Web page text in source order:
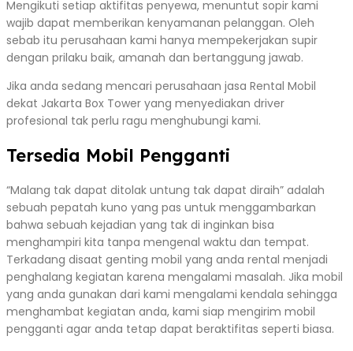
Mengikuti setiap aktifitas penyewa, menuntut sopir kami
wajib dapat memberikan kenyamanan pelanggan. Oleh
sebab itu perusahaan kami hanya mempekerjakan supir
dengan prilaku baik, amanah dan bertanggung jawab.
Jika anda sedang mencari perusahaan jasa Rental Mobil
dekat Jakarta Box Tower yang menyediakan driver
profesional tak perlu ragu menghubungi kami.
Tersedia Mobil Pengganti
“Malang tak dapat ditolak untung tak dapat diraih” adalah
sebuah pepatah kuno yang pas untuk menggambarkan
bahwa sebuah kejadian yang tak di inginkan bisa
menghampiri kita tanpa mengenal waktu dan tempat.
Terkadang disaat genting mobil yang anda rental menjadi
penghalang kegiatan karena mengalami masalah. Jika mobil
yang anda gunakan dari kami mengalami kendala sehingga
menghambat kegiatan anda, kami siap mengirim mobil
pengganti agar anda tetap dapat beraktifitas seperti biasa.